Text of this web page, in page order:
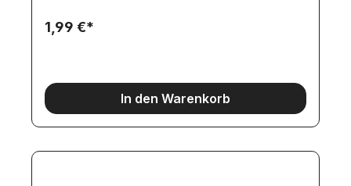
1,99 €*
In den Warenkorb